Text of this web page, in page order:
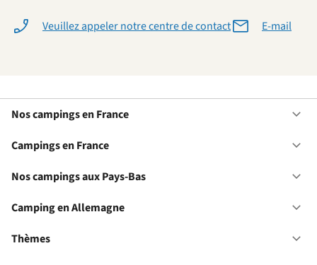
Veuillez appeler notre centre de contact E-mail
Nos campings en France
Campings en France
Nos campings aux Pays-Bas
Camping en Allemagne
Thèmes